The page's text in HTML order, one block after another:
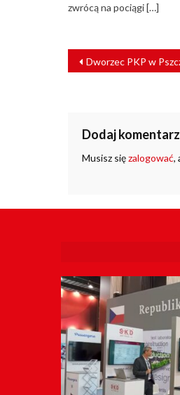
zwrócą na pociągi […]
NAWIGACJA
WPISU
Dworzec PKP w Pszczółkach otwarty dla pasażerów
Dodaj komentarz
Musisz sięzalogować,